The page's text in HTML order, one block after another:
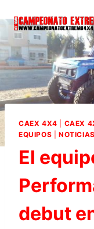
al
contenido
CAEX 4X4 CAEX
EQUIPOS
NOTICIAS
El
debut